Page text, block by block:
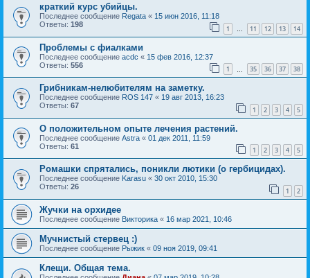
краткий курс убийцы.
Последнее сообщение Regata « 15 июн 2016, 11:18
Ответы: 198 1 … 11 12 13 14
Проблемы с фиалками
Последнее сообщение acdc « 15 фев 2016, 12:37
Ответы: 556 1 35 36 37 38
Грибникам-нелюбителям на заметку.
Последнее сообщение ROS 147 « 19 авг 2013, 16:23
Ответы: 67 1 2 3 4 5
О положительном опыте лечения растений.
Последнее сообщение Astra « 01 дек 2011, 11:59
Ответы: 61 1 2 3 4 5
Ромашки спрятались, поникли лютики (о гербицидах).
Последнее сообщение Karasu « 30 окт 2010, 15:30
Ответы: 26 1 2
Жучки на орхидее
Последнее сообщение Викторика « 16 мар 2021, 10:46
Мучнистый стервец :)
Последнее сообщение Рыжик « 09 ноя 2019, 09:41
Клещи. Общая тема.